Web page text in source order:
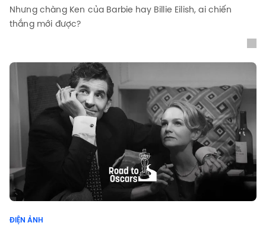
Nhưng chàng Ken của Barbie hay Billie Eilish, ai chiến
thắng mới được?
ĐIỆN ẢNH